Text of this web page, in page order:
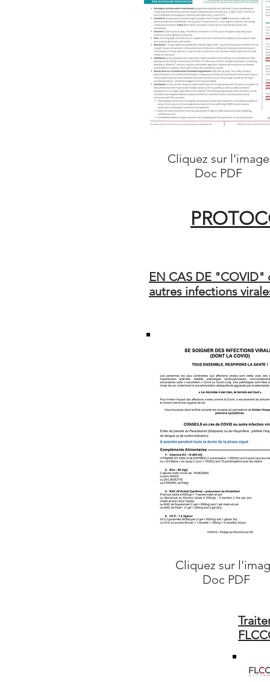
Cliquez sur
Doc PDF
EN CAS DE "COVID"
autres infections
Cliquez sur
Doc PDF